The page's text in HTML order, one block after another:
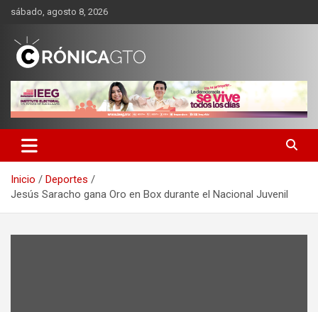
Saltar
contenido
sábado, agosto 8, 2026
CRONICA GUANAJUATO
Inicio
Deportes
Jesús Saracho gana Oro en Box durante el Nacional Juvenil